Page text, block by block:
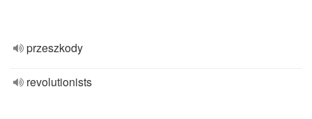
przeszkody
revolutionists